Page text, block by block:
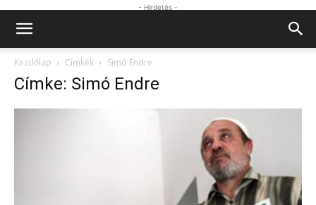
- Hirdetés -
Kezdőlap Címkék Simó Endre
Címke: Simó Endre